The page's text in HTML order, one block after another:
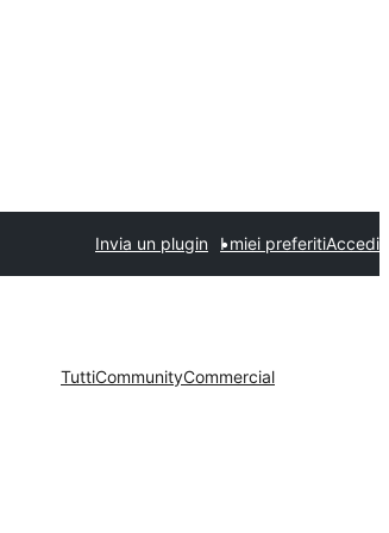
Invia un plugin I miei preferitiAccedi
TuttiCommunityCommercial